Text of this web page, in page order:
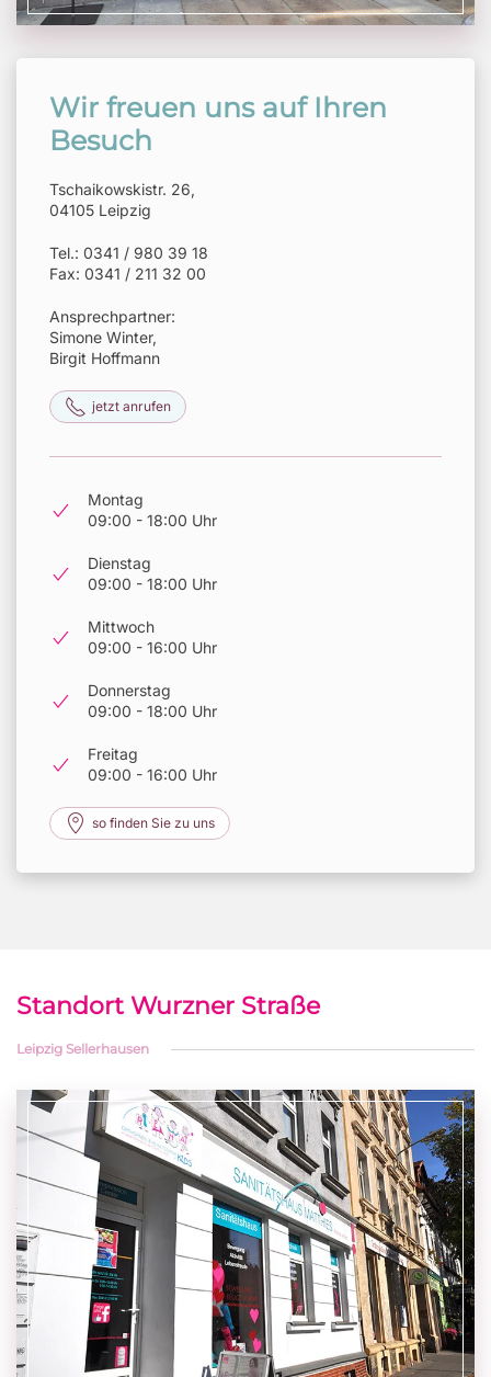
Wir freuen uns auf Ihren
Besuch
Tschaikowskistr. 26,
04105 Leipzig
Tel.: 0341 / 980 39 18
Fax: 0341 / 211 32 00
Ansprechpartner:
Simone Winter,
Birgit Hoffmann
jetzt anrufen
Montag
09:00 - 18:00 Uhr
Dienstag
09:00 - 18:00 Uhr
Mittwoch
09:00 - 16:00 Uhr
Donnerstag
09:00 - 18:00 Uhr
Freitag
09:00 - 16:00 Uhr
so finden Sie zu uns
Standort Wurzner Straße
Leipzig Sellerhausen